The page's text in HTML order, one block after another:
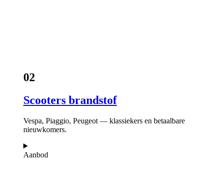
02
Scooters brandstof
Vespa, Piaggio, Peugeot — klassiekers en betaalbare
nieuwkomers.
Aanbod